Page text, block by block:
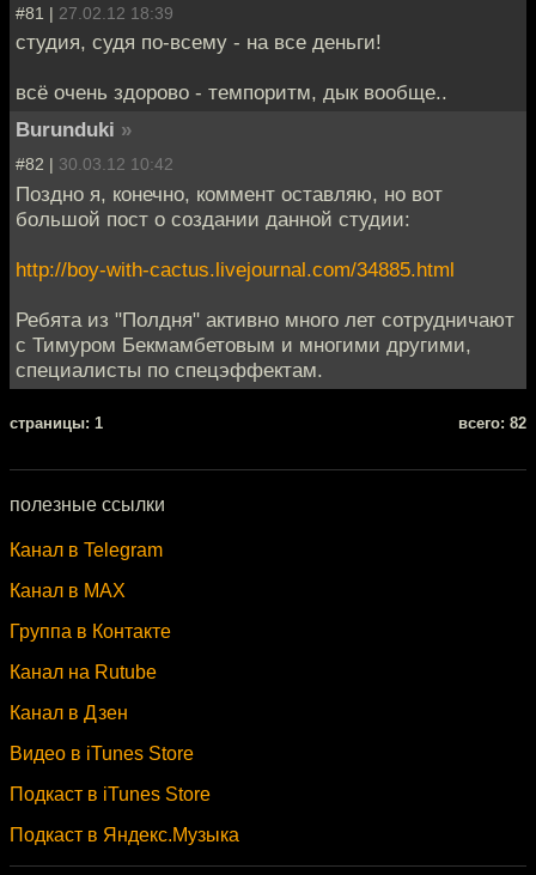
#81 | 27.02.12 18:39
студия, судя по-всему - на все деньги!
всё очень здорово - темпоритм, дык вообще..
Burunduki »
#82 | 30.03.12 10:42
Поздно я, конечно, коммент оставляю, но вот
большой пост о создании данной студии:
http://boy-with-cactus.livejournal.com/34885.html
Ребята из "Полдня" активно много лет сотрудничают
с Тимуром Бекмамбетовым и многими другими,
специалисты по спецэффектам.
cтраницы: 1 всего: 82
полезные ссылки
Канал в Telegram
Канал в MAX
Группа в Контакте
Канал на Rutube
Канал в Дзен
Видео в iTunes Store
Подкаст в iTunes Store
Подкаст в Яндекс.Музыка